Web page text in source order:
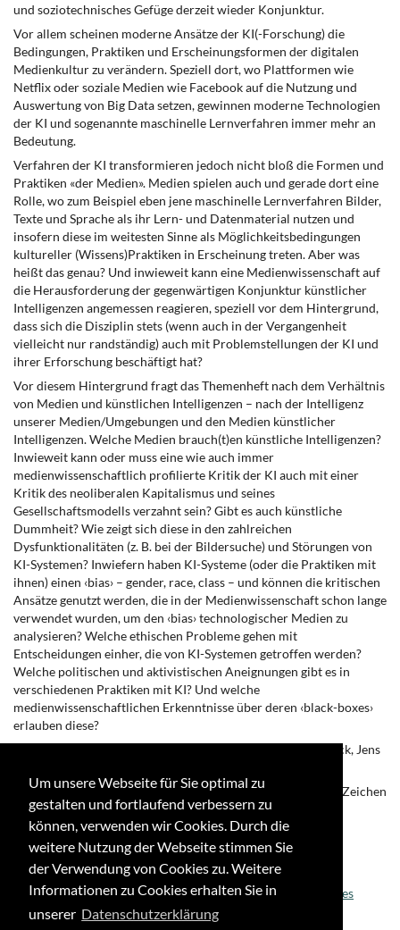
Um unsere Webseite für Sie optimal zu
gestalten und fortlaufend verbessern zu
können, verwenden wir Cookies. Durch die
weitere Nutzung der Webseite stimmen Sie
der Verwendung von Cookies zu. Weitere
Informationen zu Cookies erhalten Sie in
unserer Datenschutzerklärung
und soziotechnisches Gefüge derzeit wieder Konjunktur.
Vor allem scheinen moderne Ansätze der KI(-Forschung) die
Bedingungen, Praktiken und Erscheinungsformen der digitalen
Medienkultur zu verändern. Speziell dort, wo Plattformen wie
Netflix oder soziale Medien wie Facebook auf die Nutzung und
Auswertung von Big Data setzen, gewinnen moderne Technologien
der KI und sogenannte maschinelle Lernverfahren immer mehr an
Bedeutung.
Verfahren der KI transformieren jedoch nicht bloß die Formen und
Praktiken «der Medien». Medien spielen auch und gerade dort eine
Rolle, wo zum Beispiel eben jene maschinelle Lernverfahren Bilder,
Texte und Sprache als ihr Lern- und Datenmaterial nutzen und
insofern diese im weitesten Sinne als Möglichkeitsbedingungen
kultureller (Wissens)Praktiken in Erscheinung treten. Aber was
heißt das genau? Und inwieweit kann eine Medienwissenschaft auf
die Herausforderung der gegenwärtigen Konjunktur künstlicher
Intelligenzen angemessen reagieren, speziell vor dem Hintergrund,
dass sich die Disziplin stets (wenn auch in der Vergangenheit
vielleicht nur randständig) auch mit Problemstellungen der KI und
ihrer Erforschung beschäftigt hat?
Vor diesem Hintergrund fragt das Themenheft nach dem Verhältnis
von Medien und künstlichen Intelligenzen – nach der Intelligenz
unserer Medien/Umgebungen und den Medien künstlicher
Intelligenzen. Welche Medien brauch(t)en künstliche Intelligenzen?
Inwieweit kann oder muss eine wie auch immer
medienwissenschaftlich profilierte Kritik der KI auch mit einer
Kritik des neoliberalen Kapitalismus und seines
Gesellschaftsmodells verzahnt sein? Gibt es auch künstliche
Dummheit? Wie zeigt sich diese in den zahlreichen
Dysfunktionalitäten (z. B. bei der Bildersuche) und Störungen von
KI-Systemen? Inwiefern haben KI-Systeme (oder die Praktiken mit
ihnen) einen ‹bias› – gender, race, class – und können die kritischen
Ansätze genutzt werden, die in der Medienwissenschaft schon lange
verwendet wurden, um den ‹bias› technologischer Medien zu
analysieren? Welche ethischen Probleme gehen mit
Entscheidungen einher, die von KI-Systemen getroffen werden?
Welche politischen und aktivistischen Aneignungen gibt es in
verschiedenen Praktiken mit KI? Und welche
medienwissenschaftlichen Erkenntnisse über deren ‹black-boxes›
erlauben diese?
Redaktion des Schwerpunkts: Christoph Ernst, Irina Kaldrack, Jens
Einreichung kompletter Beiträge im Umfang von ca. 25.000 Zeichen
bis Ende Dezember 2018 erbeten an
schroeter@uni-bonn.de
Stylesheet und weitere Hinweise unter
www.zfmedienwissenschaft.de/service/submission-guidelines